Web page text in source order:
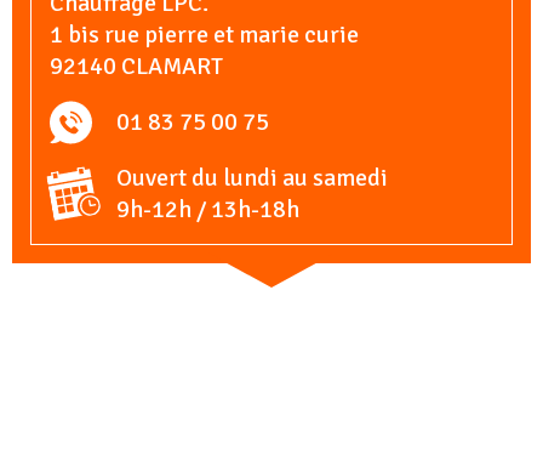
1 bis rue pierre et marie curie
92140 CLAMART
01 83 75 00 75
Ouvert du lundi au samedi
9h-12h / 13h-18h